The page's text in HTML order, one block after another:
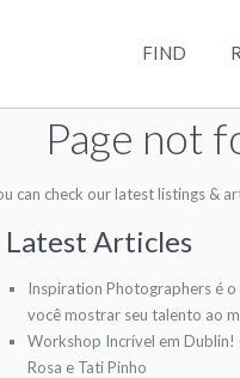
FIND
Page not
can check our latest listings &
Latest Articles
Inspiration Photographers é
você mostrar seu talento ao
Workshop Incrível em Dublin!
Rosa e Tati Pinho